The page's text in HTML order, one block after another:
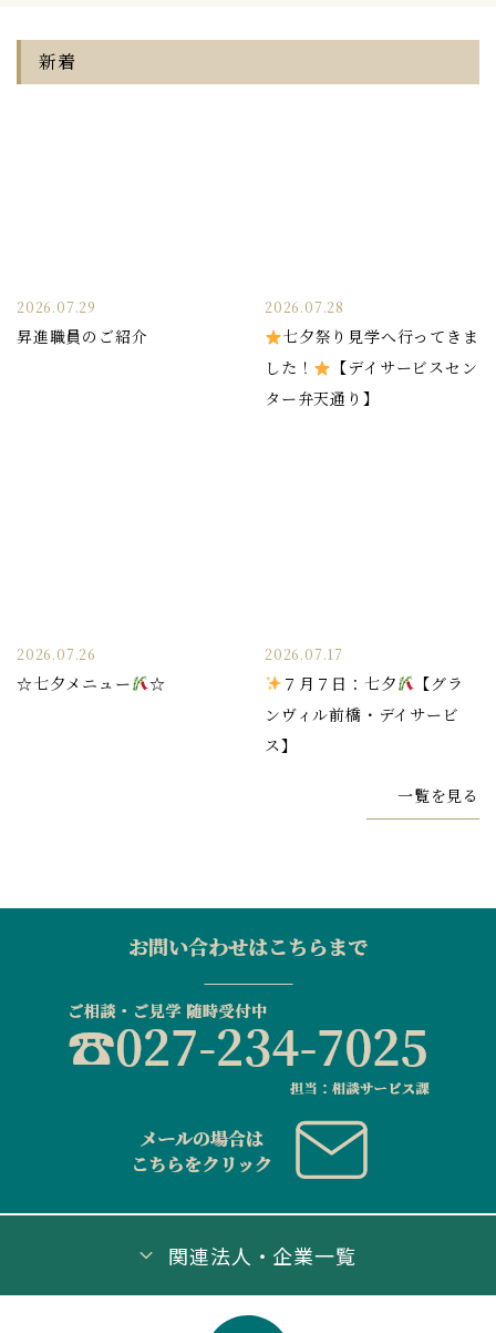
新着
2026.07.29
昇進職員のご紹介
2026.07.28
七夕祭り見学へ行ってきま
した！
【デイサービスセン
ター弁天通り】
2026.07.26
☆七夕メニュー ☆
2026.07.17
７月７日：七夕
【グラ
ンヴィル前橋・デイサービ
ス】
一覧を見る
関連法人・企業一覧